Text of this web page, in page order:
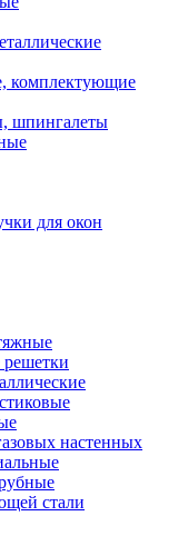
комплектующие
шпингалеты
для окон
настенных
стали